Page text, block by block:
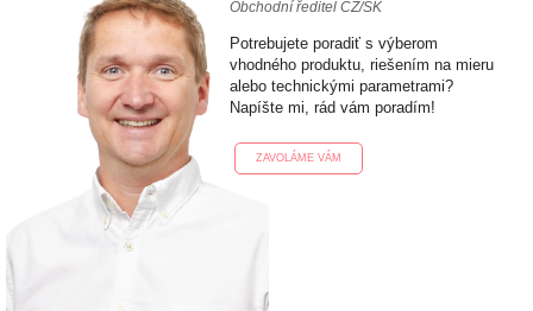
Obchodní ředitel CZ/SK
Potrebujete poradiť s výberom
vhodného produktu, riešením na mieru
alebo technickými parametrami?
Napíšte mi, rád vám poradím!
ZAVOLÁME VÁM